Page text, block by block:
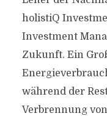
holistiQ
Investment
Zukunft. Ein
während der
Verbrennung